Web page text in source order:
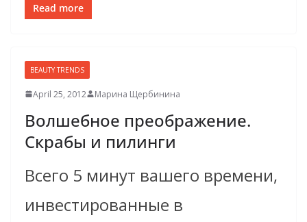
Read more
BEAUTY TRENDS
April 25, 2012 Марина Щербинина
Волшебное преображе­ние.
Скрабы и пилинги
Всего 5 минут вашего времени,
инвестированные в